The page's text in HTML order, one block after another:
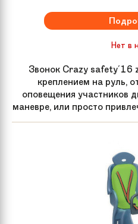
Нет в
Звонок Crazy safety'16
креплением на руль,
оповещения участников
маневре, или просто